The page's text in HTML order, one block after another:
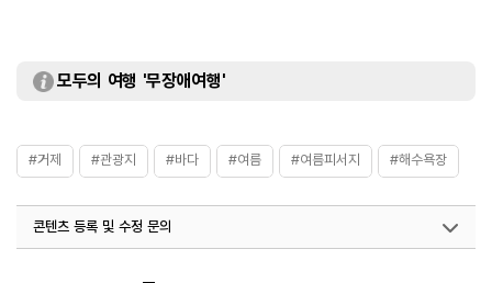
모두의 여행 '무장애여행'
#거제 #관광지 #바다 #여름 #여름피서지 #해수욕장
콘텐츠 등록 및 수정 문의